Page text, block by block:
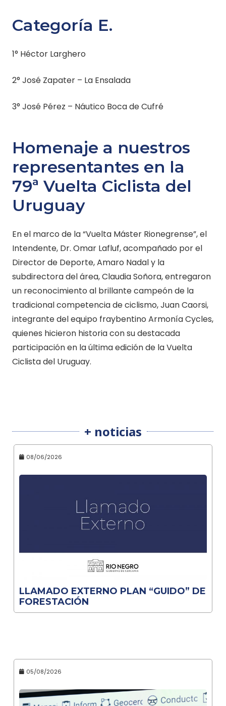
Categoría E.
1° Héctor Larghero
2° José Zapater – La Ensalada
3° José Pérez – Náutico Boca de Cufré
Homenaje a nuestros
representantes en la
79ª Vuelta Ciclista del
Uruguay
En el marco de la “Vuelta Máster Rionegrense”, el
Intendente, Dr. Omar Lafluf, acompañado por el
Director de Deporte, Amaro Nadal y la
subdirectora del área, Claudia Soñora, entregaron
un reconocimiento al brillante campeón de la
tradicional competencia de ciclismo, Juan Caorsi,
integrante del equipo fraybentino Armonía Cycles,
quienes hicieron historia con su destacada
participación en la última edición de la Vuelta
Ciclista del Uruguay.
+ noticias
08/06/2026
LLAMADO EXTERNO PLAN “GUIDO” DE
FORESTACIÓN
05/08/2026